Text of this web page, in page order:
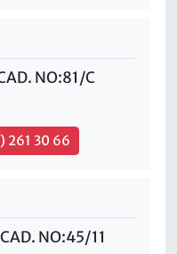
NO:81/C
261 30 66
NO:45/11